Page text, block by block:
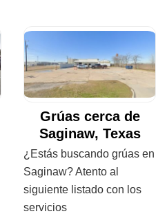
Grúas cerca de
Saginaw, Texas
¿Estás buscando grúas en
Saginaw? Atento al
siguiente listado con los
servicios